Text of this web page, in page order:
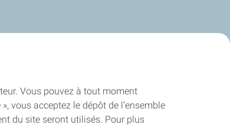
Vous pouvez à tout moment
vous acceptez le dépôt de l’ensemble
du site seront utilisés. Pour plus